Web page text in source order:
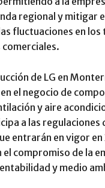
regional y mitigar
fluctuaciones en los
de LG en
el negocio de
y aire
a las regulaciones
entrarán en vigor en
el compromiso de la
y medio